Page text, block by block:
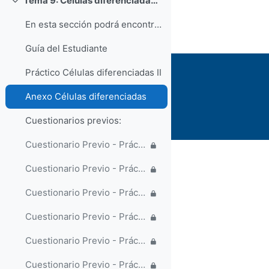
Contrair
En esta sección podrá encontrar el material necesa...
Guía del Estudiante
Práctico Células diferenciadas II
Anexo Células diferenciadas
Cuestionarios previos:
Cuestionario Previo - Práctica 9 - Lunes 14 hs
Cuestionario Previo - Práctica 9 Martes 14 hs
Cuestionario Previo - Práctica 9 Miércoles 10 hs
Cuestionario Previo - Práctica 9 Miércoles 18 hs (copia)
Cuestionario Previo - Práctica 9 - Jueves 10:30 hs
Cuestionario Previo - Práctica 9 Jueves 18 hs